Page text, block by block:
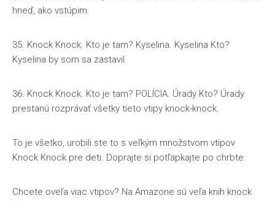
hneď, ako vstúpim.
35. Knock Knock. Kto je tam? Kyselina. Kyselina Kto?
Kyselina by som sa zastavil.
36. Knock Knock. Kto je tam? POLÍCIA. Úrady Kto? Úrady
prestanú rozprávať všetky tieto vtipy knock-knock.
To je všetko, urobili ste to s veľkým množstvom vtipov
Knock Knock pre deti. Doprajte si potľapkajte po chrbte.
Chcete oveľa viac vtipov? Na Amazone sú veľa kníh knock